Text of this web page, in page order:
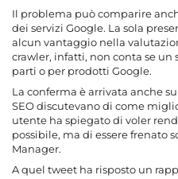
Il problema può comparire
dei servizi Google. La sola
alcun vantaggio nella
crawler, infatti, non conta se
parti o per prodotti Google.
La conferma è arrivata anche
SEO discutevano di come
utente ha spiegato di voler
possibile, ma di essere frenato
Manager.
A quel tweet ha risposto un